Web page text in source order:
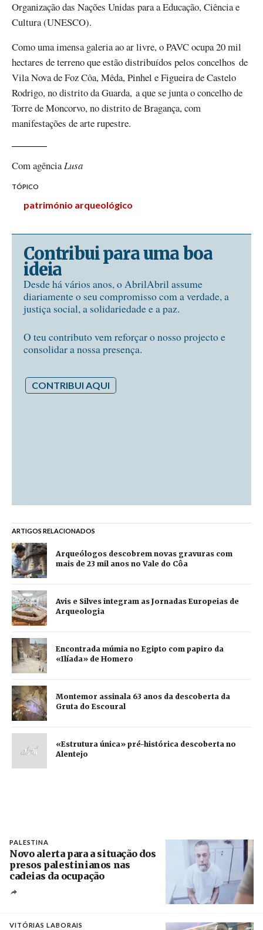
Organização das Nações Unidas para a Educação, Ciência e
Cultura (UNESCO).
Como uma imensa galeria ao ar livre, o PAVC ocupa 20 mil
hectares de terreno que estão distribuídos pelos concelhos de
Vila Nova de Foz Côa, Mêda, Pinhel e Figueira de Castelo
Rodrigo, no distrito da Guarda, a que se junta o concelho de
Torre de Moncorvo, no distrito de Bragança, com
manifestações de arte rupestre.
Com agência Lusa
TÓPICO
património arqueológico
Contribui para uma boa
ideia
Desde há vários anos, o AbrilAbril assume
diariamente o seu compromisso com a verdade, a
justiça social, a solidariedade e a paz.
O teu contributo vem reforçar o nosso projecto e
consolidar a nossa presença.
CONTRIBUI AQUI
ARTIGOS RELACIONADOS
Arqueólogos descobrem novas gravuras com
mais de 23 mil anos no Vale do Côa
Avis e Silves integram as Jornadas Europeias de
Arqueologia
Encontrada múmia no Egipto com papiro da
«Ilíada» de Homero
Montemor assinala 63 anos da descoberta da
Gruta do Escoural
«Estrutura única» pré-histórica descoberta no
Alentejo
PALESTINA
Novo alerta para a situação dos
presos palestinianos nas
cadeias da ocupação
VITÓRIAS LABORAIS